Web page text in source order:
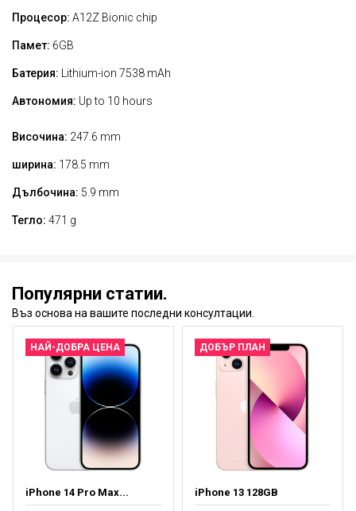
Процесор: A12Z Bionic chip
Памет: 6GB
Батерия: Lithium-ion 7538 mAh
Автономия: Up to 10 hours
Височина: 247.6 mm
ширина: 178.5 mm
Дълбочина: 5.9 mm
Тегло: 471 g
Популярни статии.
Въз основа на вашите последни консултации.
НАЙ-ДОБРА ЦЕНА
iPhone 14 Pro Max...
ДОБЪР ПЛАН
iPhone 13 128GB